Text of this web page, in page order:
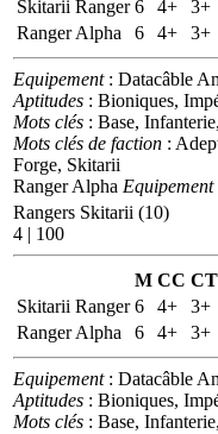
Skitarii Ranger 6 4+ 3+
Ranger Alpha
6 4+ 3+
Equipement: Datacâble
Aptitudes : Bioniques,
Mots clés : Base,
Mots clés de faction :
Forge, Skitarii
Ranger Alpha Equipement
Rangers Skitarii (10)
4 | 100
M CC CT
Skitarii Ranger 6 4+ 3+
Ranger Alpha
6 4+ 3+
Equipement: Datacâble
Aptitudes : Bioniques,
Mots clés : Base,